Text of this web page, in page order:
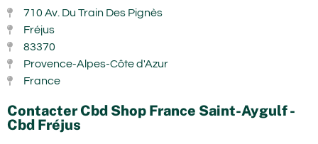
710 Av. Du Train Des Pignès
Fréjus
83370
Provence-Alpes-Côte d'Azur
France
Contacter Cbd Shop France Saint-Aygulf -
Cbd Fréjus